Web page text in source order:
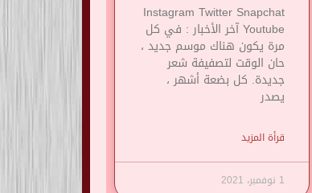
Instagram Twitter Snapchat
Youtube آخر الأخبار : في كل
مرة يكون هناك موسم جديد ،
حان الوقت لتصفيفة شعر
جديدة. كل بضعة أشهر ،
يصدر
قرأة المزيد
1 نوفمبر، 2021